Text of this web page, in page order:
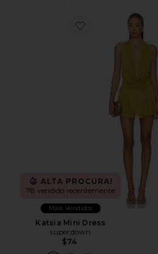
Favorite Katsia Mini
ALTA PROCURA!
78 vendido recentemente
Mais Vendidos
Katsia Mini Dress
superdown
$74